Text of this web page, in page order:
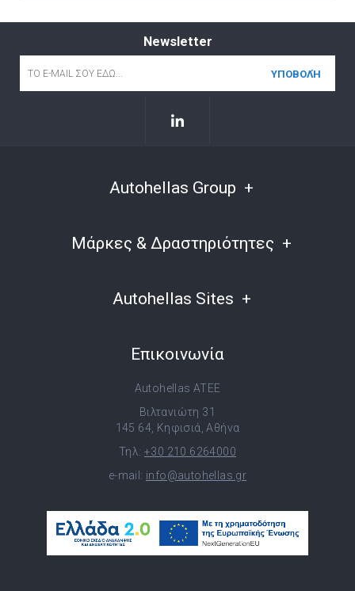
Newsletter
Autohellas Group
Μάρκες & Δραστηριότητες
Autohellas Sites
Επικοινωνία
Autohellas ATEE
Βιλτανιώτη 31
145 64, Κηφισιά, Αθήνα
Τηλ: +30 210 6264000
e-mail: info@autohellas.gr